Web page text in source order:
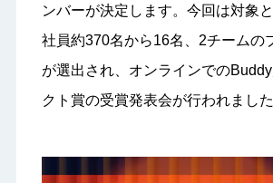
ンバーが決定します。今回は対象
社員約370名から16名、2チームの
が選出され、オンラインでの
クト賞の受賞発表会が行われました